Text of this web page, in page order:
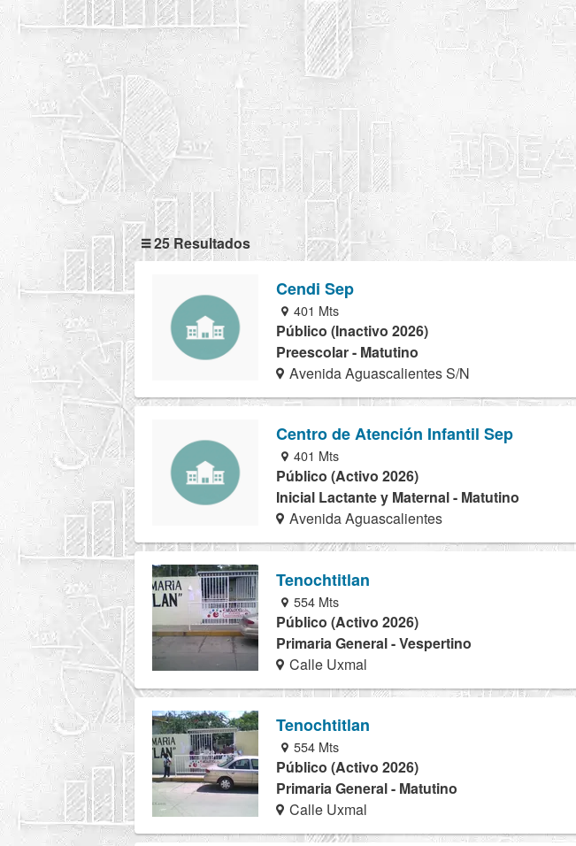
25 Resultados
Cendi Sep
401 Mts
Público (Inactivo 2026)
Preescolar - Matutino
Avenida Aguascalientes S/N
Centro de Atención Infantil Sep
401 Mts
Público (Activo 2026)
Inicial Lactante y Maternal - Matutino
Avenida Aguascalientes
Tenochtitlan
554 Mts
Público (Activo 2026)
Primaria General - Vespertino
Calle Uxmal
Tenochtitlan
554 Mts
Público (Activo 2026)
Primaria General - Matutino
Calle Uxmal